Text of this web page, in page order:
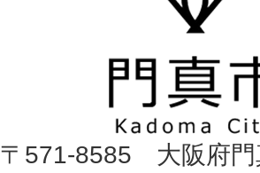
市
Kadoma
City
〒571-8585 大阪府門